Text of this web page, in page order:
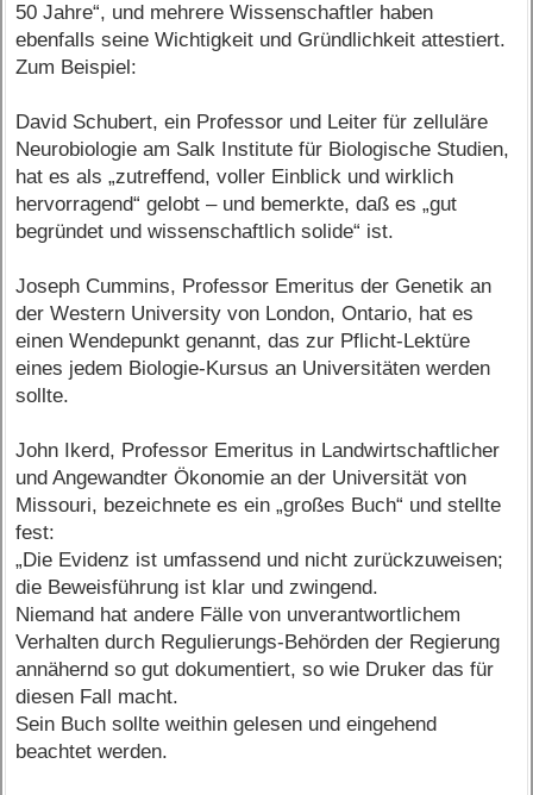
50 Jahre“, und mehrere Wissenschaftler haben
ebenfalls seine Wichtigkeit und Gründlichkeit attestiert.
Zum Beispiel:
David Schubert, ein Professor und Leiter für zelluläre
Neurobiologie am Salk Institute für Biologische Studien,
hat es als „zutreffend, voller Einblick und wirklich
hervorragend“ gelobt – und bemerkte, daß es „gut
begründet und wissenschaftlich solide“ ist.
Joseph Cummins, Professor Emeritus der Genetik an
der Western University von London, Ontario, hat es
einen Wendepunkt genannt, das zur Pflicht-Lektüre
eines jedem Biologie-Kursus an Universitäten werden
sollte.
John Ikerd, Professor Emeritus in Landwirtschaftlicher
und Angewandter Ökonomie an der Universität von
Missouri, bezeichnete es ein „großes Buch“ und stellte
fest:
„Die Evidenz ist umfassend und nicht zurückzuweisen;
die Beweisführung ist klar und zwingend.
Niemand hat andere Fälle von unverantwortlichem
Verhalten durch Regulierungs-Behörden der Regierung
annähernd so gut dokumentiert, so wie Druker das für
diesen Fall macht.
Sein Buch sollte weithin gelesen und eingehend
beachtet werden.